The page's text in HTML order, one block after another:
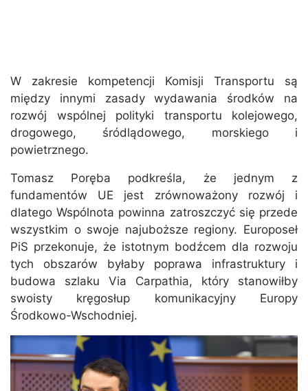
W zakresie kompetencji Komisji Transportu są
między innymi zasady wydawania środków na
rozwój wspólnej polityki transportu kolejowego,
drogowego, śródlądowego, morskiego i
powietrznego.
Tomasz Poręba podkreśla, że jednym z
fundamentów UE jest zrównoważony rozwój i
dlatego Wspólnota powinna zatroszczyć się przede
wszystkim o swoje najuboższe regiony. Europoseł
PiS przekonuje, że istotnym bodźcem dla rozwoju
tych obszarów byłaby poprawa infrastruktury i
budowa szlaku Via Carpathia, który stanowiłby
swoisty kręgosłup komunikacyjny Europy
Środkowo-Wschodniej.